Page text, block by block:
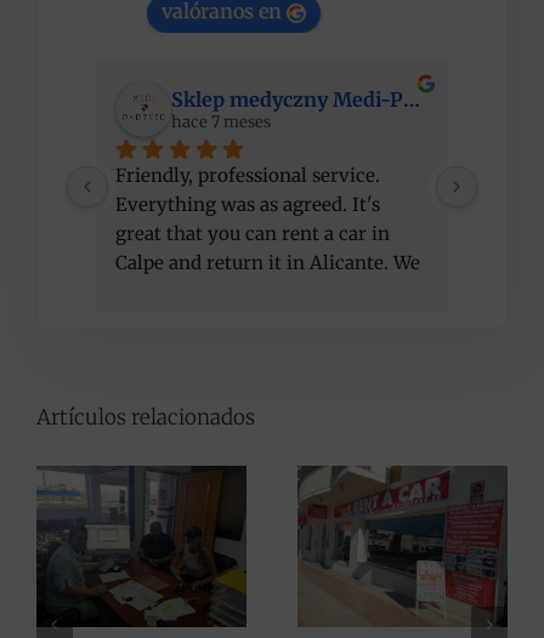
valóranos en
Sklep medyczny Medi-Partner
hace 7 meses
Friendly, professional service.
Everything was as agreed. It's
great that you can rent a car in
Calpe and return it in Alicante. We
Artículos relacionados